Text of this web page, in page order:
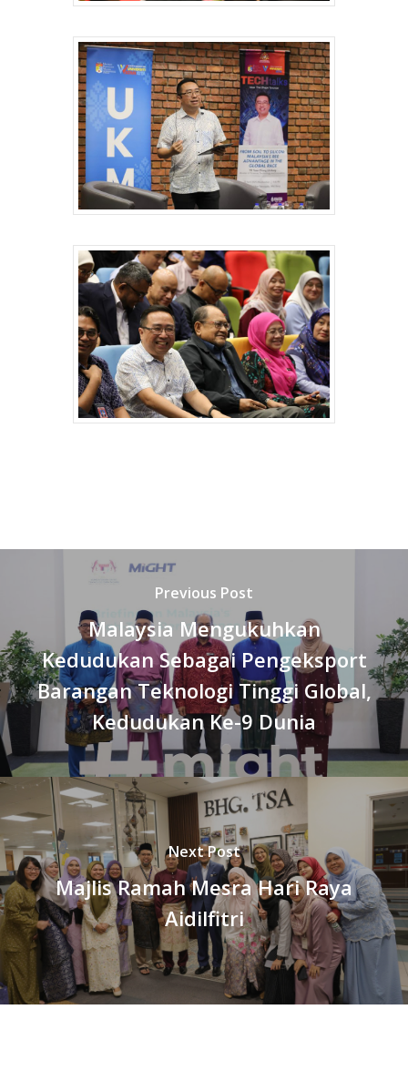
Previous Post
Malaysia Mengukuhkan
Kedudukan Sebagai Pengeksport
Barangan Teknologi Tinggi Global,
Kedudukan Ke-9 Dunia
Next Post
Majlis Ramah Mesra Hari Raya
Aidilfitri